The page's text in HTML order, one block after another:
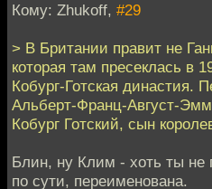
Кому: Zhukoff, #29
> В Британии правит не
которая там пресеклась в
Кобург-Готская династия.
Альберт-Франц-Август-
Кобург Готский, сын
Блин, ну Клим - хоть ты не
по сути, переименована.